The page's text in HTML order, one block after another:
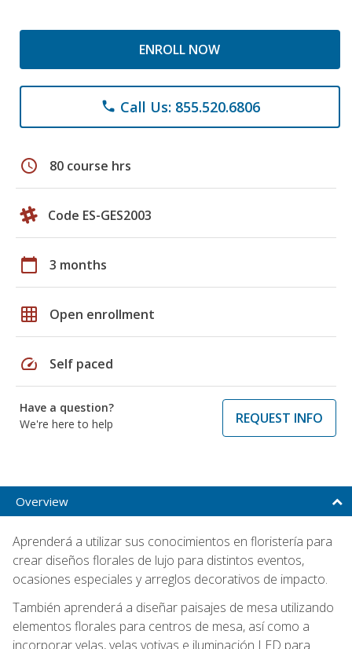
ENROLL NOW
phone Call Us: 855.520.6806
schedule 80 course hrs
Code ES-GES2003
calendar_today 3 months
grid_on Open enrollment
speed Self paced
Have a question?
We're here to help
REQUEST INFO
Overview
Aprenderá a utilizar sus conocimientos en floristería para
crear diseños florales de lujo para distintos eventos,
ocasiones especiales y arreglos decorativos de impacto.
También aprenderá a diseñar paisajes de mesa utilizando
elementos florales para centros de mesa, así como a
incorporar velas, velas votivas e iluminación LED para